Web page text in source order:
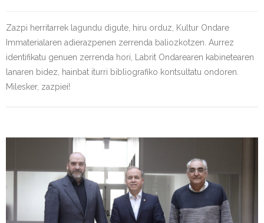
Zazpi herritarrek lagundu digute, hiru orduz, Kultur Ondare
Immaterialaren adierazpenen zerrenda baliozkotzen. Aurrez
identifikatu genuen zerrenda hori, Labrit Ondarearen kabinetearen
lanaren bidez, hainbat iturri bibliografiko kontsultatu ondoren.
Milesker, zazpiei!